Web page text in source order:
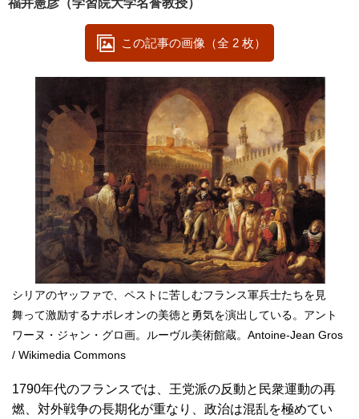
福井憲彦（学習院大学名誉教授）
この記事の画像（全 2 枚）
シリアのヤッファで、ペストに苦しむフランス軍兵士たちを見
舞って激励するナポレオンの美徳と勇気を演出している。アント
ワーヌ・ジャン・グロ画。ルーヴル美術館蔵。Antoine-Jean Gros
/ Wikimedia Commons
1790年代のフランスでは、王党派の反動と民衆運動の再
燃、対外戦争の長期化が重なり、政治は混乱を極めてい